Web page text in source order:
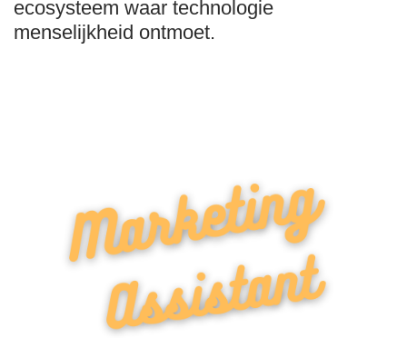
ecosysteem waar technologie
menselijkheid ontmoet.